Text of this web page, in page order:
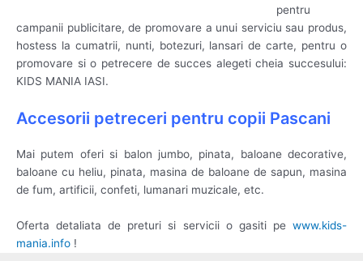
pentru
campanii publicitare, de promovare a unui serviciu sau produs,
hostess la cumatrii, nunti, botezuri, lansari de carte, pentru o
promovare si o petrecere de succes alegeti cheia succesului:
KIDS MANIA IASI.
Accesorii petreceri pentru copii Pascani
Mai putem oferi si balon jumbo, pinata, baloane decorative,
baloane cu heliu, pinata, masina de baloane de sapun, masina
de fum, artificii, confeti, lumanari muzicale, etc.
Oferta detaliata de preturi si servicii o gasiti pe www.kids-
mania.info !